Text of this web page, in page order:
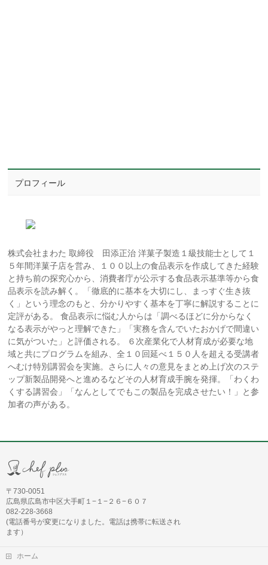
プロフィール
株式会社まわた 取締役 田添正治 洋菓子製造１級技能士として１
５年間洋菓子店を営み、１００以上の食品表示を作成してきた経験
と持ち前の探究心から、消費者庁が公示する食品表示基準等から食
品表示を読み解く。「徹底的に基本を大切にし、まっすぐ生き抜
く」という理念のもと、分かりやすく基本を丁寧に解説することに
定評がある。 食品表示に悩む人からは「調べるほどに分からなく
なる表示がやっと理解できた」「実務を含んでいたおかげで間違い
に気がついた」と評価される。 ６次産業化で人材育成が必要な地
域と共にプログラムを組み、全１０回延べ１５０人を超える受講者
へむけ特別講習会を実施。さらに人々の意見をまとめ上げ次のステ
ップ新製品開発へと進めるなどその人材育成手腕を発揮。「わくわ
くする講習会」「なんとしてでもこの製品を完成させたい！」と参
加者の声がある。
〒730-0051
広島県広島市中区大手町１−１−２６−６０７
082-228-3668
(電話番号が変更になりました。電話は携帯に転送され
ます）
ホーム